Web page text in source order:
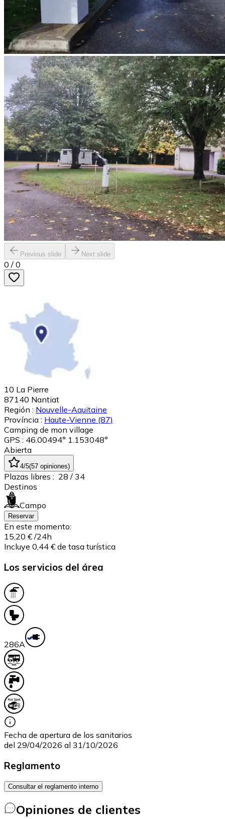
Previous slide Next slide
0 / 0
10 La Pierre
87140 Nantiat
Región : Nouvelle-Aquitaine
Província : Haute-Vienne (87)
Camping de mon village
GPS : 46.00494° 1.153048°
Abierta
4/5(57 opiniones)
Plazas libres : 28 / 34
Destinos
Campo
Reservar
En este momento:
15,20 € /24h
Incluye 0,44 € de tasa turística
Los servicios del área
286A
Fecha de apertura de los sanitarios
del 29/04/2026 al 31/10/2026
Reglamento
Consultar el reglamento interno
Opiniones de clientes